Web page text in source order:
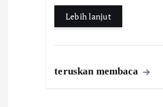
Lebih lanjut
teruskan membaca